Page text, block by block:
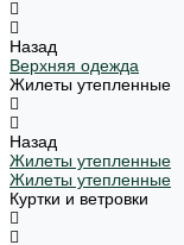
Назад
Верхняя одежда
Жилеты утепленные
Назад
Жилеты утепленные
Жилеты утепленные
Куртки и ветровки